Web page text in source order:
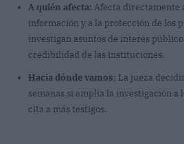
A quién afecta: Afecta directamente
información y a la protección de los
investigan asuntos de interés
credibilidad de las instituciones.
Hacia dónde vamos: La jueza
semanas si amplía la investigación a
cita a más testigos.